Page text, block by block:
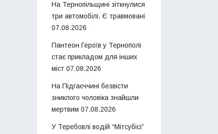
На Тернопільщині зіткнулися
три автомобілі. Є травмовані
07.08.2026
Пантеон Героїв у Тернополі
стає прикладом для інших
міст 07.08.2026
На Підгаєччині безвісти
зниклого чоловіка знайшли
мертвим 07.08.2026
У Теребовлі водій “Мітсубісі”